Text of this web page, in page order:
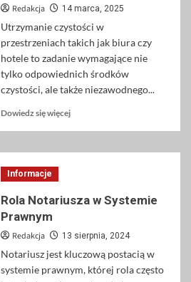
Redakcja 14 marca, 2025
Utrzymanie czystości w
przestrzeniach takich jak biura czy
hotele to zadanie wymagające nie
tylko odpowiednich środków
czystości, ale także niezawodnego...
Dowiedz się więcejDowiedz
o
i
hotelowe
się
najlepiej
Informacje
Rola Notariusza w Systemie
Prawnym
Redakcja 13 sierpnia, 2024
Notariusz jest kluczową postacią w
systemie prawnym, której rola często